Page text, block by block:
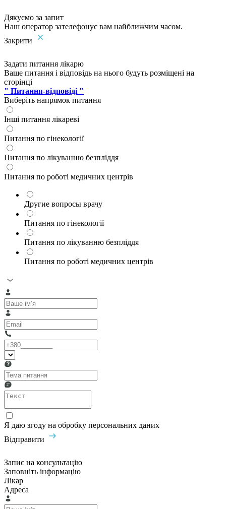
Дякуємо за запит
Наш оператор зателефонує вам найближчим часом.
Закрити
Задати питання лікарю
Ваше питання і відповідь на нього будуть розміщені на
сторінці
" Питання-відповіді "
Виберіть напрямок питання
Інші питання лікареві
Питання по гінекології
Питання по лікуванню безпліддя
Питання по роботі медичних центрів
Другие вопросы врачу
Питання по гінекології
Питання по лікуванню безпліддя
Питання по роботі медичних центрів
Я даю згоду на обробку персональних даних
Відправити
Запис на консультацію
Заповніть інформацію
Лікар
Адреса